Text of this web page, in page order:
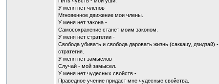
У меня нет членов -
Мгновенное движение мои члены.
У меня нет закона -
Самосохранение станет моим законом.
У меня нет стратегии -
Свобода убивать и свобода даровать жизнь (саккацу, дзидзай)
стратегия.
У меня нет замыслов -
Случай - мой замысел.
У меня нет чудесных свойств -
Праведное учение придаст мне чудесные свойства.